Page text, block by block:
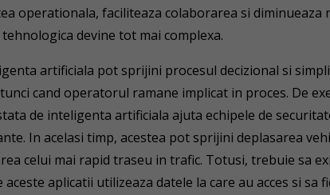
operationala, faciliteaza colaborarea si diminueaza
devine tot mai complexa.
artificiala pot sprijini procesul decizional si
cand operatorul ramane implicat in proces. De
de inteligenta artificiala ajuta echipele de
In acelasi timp, acestea pot sprijini deplasarea
celui mai rapid traseu in trafic. Totusi, trebuie sa
aplicatii utilizeaza datele la care au acces si sa